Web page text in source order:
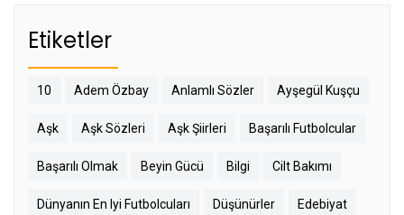
Etiketler
10 Adem Özbay Anlamlı Sözler Ayşegül Kuşçu
Aşk Aşk Sözleri Aşk Şiirleri Başarılı Futbolcular
Başarılı Olmak Beyin Gücü Bilgi Cilt Bakımı
Dünyanın En Iyi Futbolcuları Düşünürler Edebiyat